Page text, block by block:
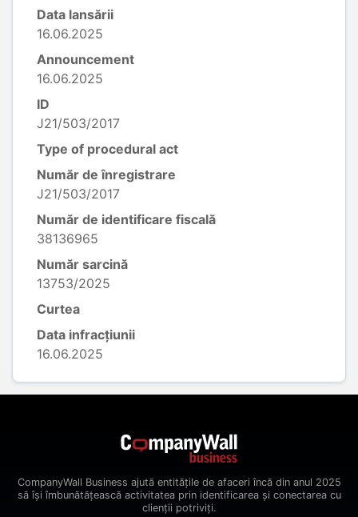
Data lansării
16.06.2025
Announcement
16.06.2025
ID
J21/503/2017
Type of procedural act
Număr de înregistrare
J21/503/2017
Număr de identificare fiscală
38136965
Număr sarcină
13753/2025
Curtea
Data infracțiunii
16.06.2025
CompanyWall Business ajută entitățile de afaceri încă din anul 2025
să își îmbunătățească activitatea prin identificarea și conectarea cu
clienții potriviți.